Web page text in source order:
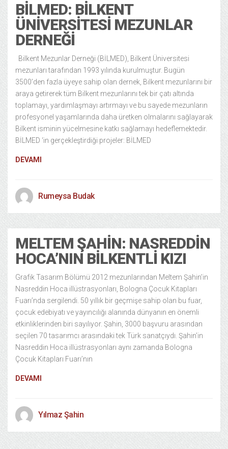
BİLMED: BILKENT
ÜNIVERSITESI MEZUNLAR
DERNEĞI
Bilkent Mezunlar Derneği (BİLMED), Bilkent Üniversitesi
mezunları tarafından 1993 yılında kurulmuştur. Bugün
3500’den fazla üyeye sahip olan dernek, Bilkent mezunlarını bir
araya getirerek tüm Bilkent mezunlarını tek bir çatı altında
toplamayı, yardımlaşmayı artırmayı ve bu sayede mezunların
profesyonel yaşamlarında daha üretken olmalarını sağlayarak
Bilkent isminin yücelmesine katkı sağlamayı hedeflemektedir.
BİLMED ‘in gerçekleştirdiği projeler: BİLMED
DEVAMI
Rumeysa Budak
MELTEM ŞAHIN: NASREDDIN
HOCA’NIN BILKENTLI KIZI
Grafik Tasarım Bölümü 2012 mezunlarından Meltem Şahin’in
Nasreddin Hoca illüstrasyonları, Bologna Çocuk Kitapları
Fuarı’nda sergilendi. 50 yıllık bir geçmişe sahip olan bu fuar,
çocuk edebiyatı ve yayıncılığı alanında dünyanın en önemli
etkinliklerinden biri sayılıyor. Şahin, 3000 başvuru arasından
seçilen 70 tasarımcı arasındaki tek Türk sanatçıydı. Şahin’in
Nasreddin Hoca illüstrasyonları aynı zamanda Bologna
Çocuk Kitapları Fuarı’nın
DEVAMI
Yılmaz Şahin